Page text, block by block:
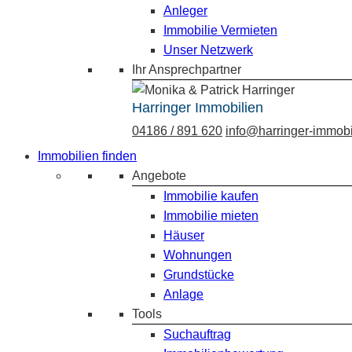
Anleger
Immobilie Vermieten
Unser Netzwerk
Ihr Ansprechpartner
Harringer Immobilien
04186 / 891 620 info@harringer-
Immobilien finden
Angebote
Immobilie kaufen
Immobilie mieten
Häuser
Wohnungen
Grundstücke
Anlage
Tools
Suchauftrag